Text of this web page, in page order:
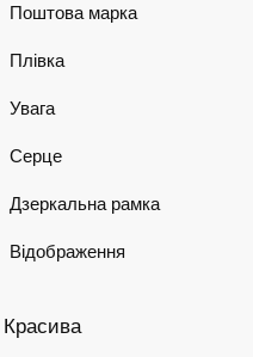
Поштова марка
Плівка
Увага
Серце
Дзеркальна рамка
Відображення
Красива